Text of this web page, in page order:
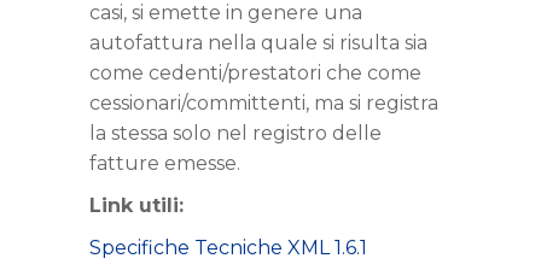
casi, si emette in genere una
autofattura nella quale si risulta sia
come cedenti/prestatori che come
cessionari/committenti, ma si registra
la stessa solo nel registro delle
fatture emesse.
Link utili:
Specifiche Tecniche XML 1.6.1